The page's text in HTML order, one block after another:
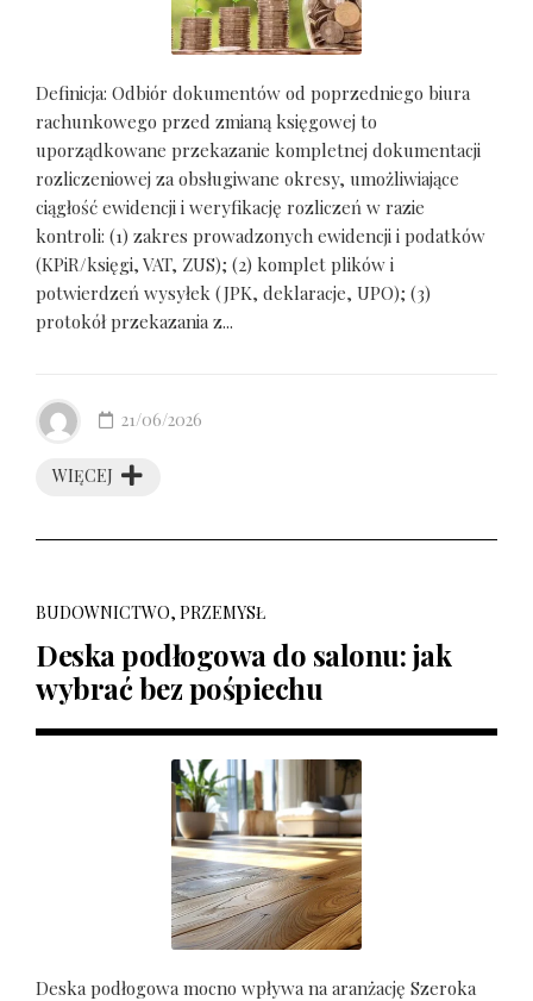
Definicja: Odbiór dokumentów od poprzedniego biura
rachunkowego przed zmianą księgowej to
uporządkowane przekazanie kompletnej dokumentacji
rozliczeniowej za obsługiwane okresy, umożliwiające
ciągłość ewidencji i weryfikację rozliczeń w razie
kontroli: (1) zakres prowadzonych ewidencji i podatków
(KPiR/księgi, VAT, ZUS); (2) komplet plików i
potwierdzeń wysyłek (JPK, deklaracje, UPO); (3)
protokół przekazania z...
WIĘCEJ
21/06/2026
BUDOWNICTWO, PRZEMYSŁ
Deska podłogowa do salonu: jak
wybrać bez pośpiechu
Deska podłogowa mocno wpływa na aranżację Szeroka